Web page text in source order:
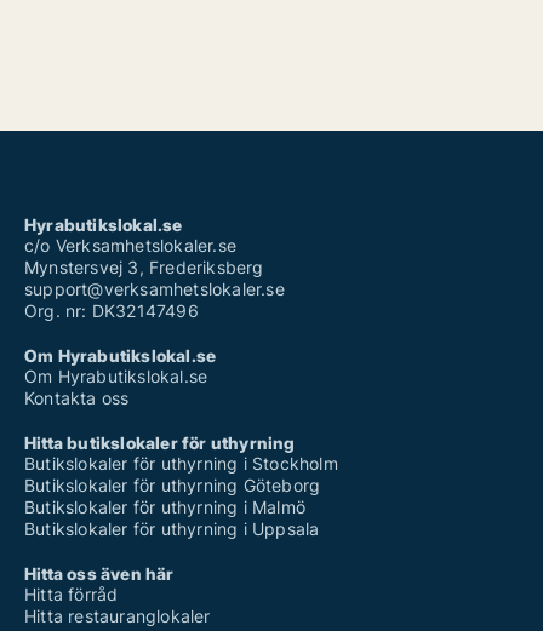
Hyrabutikslokal.se
c/o Verksamhetslokaler.se
Mynstersvej 3, Frederiksberg
support@verksamhetslokaler.se
Org. nr: DK32147496
Om Hyrabutikslokal.se
Om Hyrabutikslokal.se
Kontakta oss
Hitta butikslokaler för uthyrning
Butikslokaler för uthyrning i Stockholm
Butikslokaler för uthyrning Göteborg
Butikslokaler för uthyrning i Malmö
Butikslokaler för uthyrning i Uppsala
Hitta oss även här
Hitta förråd
Hitta restauranglokaler